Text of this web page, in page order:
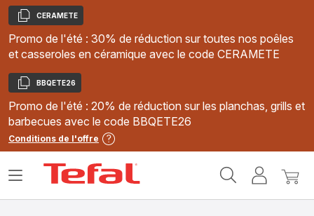
Copier
CERAMETE
Promo de l'été : 30% de réduction sur toutes nos poêles
et casseroles en céramique avec le code CERAMETE
Copier
BBQETE26
Promo de l'été : 20% de réduction sur les planchas, grills et
barbecues avec le code BBQETE26
Conditions de l'offre
MonMon
Ouvrir